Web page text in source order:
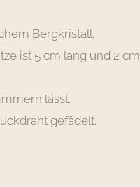
Bergkristall.
ist 5 cm lang und 2 cm
lässt.
gefädelt.